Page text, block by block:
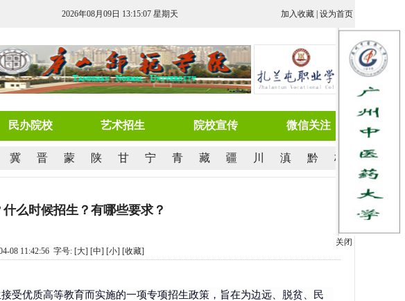
2026年08月09日 13:15:07 星期天 加入收藏 设为首页
民办院校 艺术招生 院校宣传 微信关注
冀 晋 蒙 陕 甘 宁 青 藏 疆 川 滇 黔 桂
么时候招生？有哪些要求？
08 11:42:56 字号: [大] [中] [小] [收藏]
受优质高等教育而实施的一项专项招生政策，旨在为边远、脱贫、民
关闭